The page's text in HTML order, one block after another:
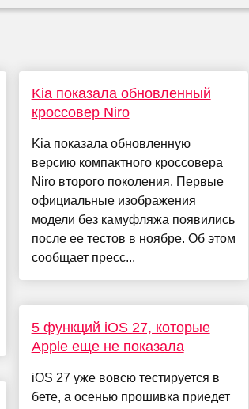
Kia показала обновленный
кроссовер Niro
Kia показала обновленную
версию компактного кроссовера
Niro второго поколения. Первые
официальные изображения
модели без камуфляжа появились
после ее тестов в ноябре. Об этом
сообщает пресс...
5 функций iOS 27, которые
Apple еще не показала
iOS 27 уже вовсю тестируется в
бете, а осенью прошивка приедет